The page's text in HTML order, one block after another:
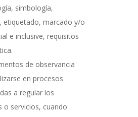
simbología,
etiquetado, marcado y/o
e inclusive, requisitos
de observancia
en procesos
a regular los
o servicios, cuando